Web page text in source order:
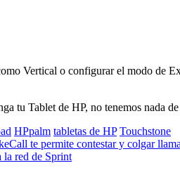
Vertical o configurar el modo de
tu Tablet de HP, no tenemos nada
HPpalm tabletas de HP Touchstone
te permite contestar y colgar
red de Sprint